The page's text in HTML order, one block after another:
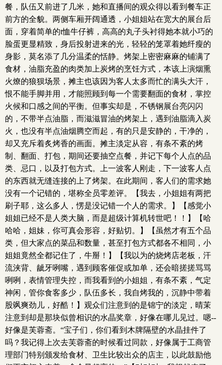
餐，队伍又前进了几米，她和直播间的观众得以看到餐车正
前方的全貌。两侧车厢开阔通透，小姐姐站在宽大的展台后
面，穿着简单的t恤牛仔裤，高高的丸子头衬得她本就小巧的
脸蛋更显精致，身后投射进来的光，轻轻的笼罩着她纤瘦的
身影，莫名添了几分温柔的恬静。烤架上密密麻麻的铺满了
食材，油脂充盈的肉类加上炭烤的烹饪方式，本该上演烟熏
火燎的狼狈场景，摊主也该因为客人太多而忙的满头大汗，
恨不能手脚并用，才能照顾到每一个需要翻面的食材，掌控
火候和口感之间的平衡。但事实却是，不锈钢展台亮闪闪
的，不带半点油脂，而滋滋冒油的烤架上，遇到油脂滴入炭
火，也没有半点油烟腾空而起，有的只是安静的，干净的，
却又充斥着炙烤香的画面。摊主淡定从容，有条不紊的烤
制、翻面、打包，期间还要抽空点餐，并记下每个人点的品
类、忌口，以及打包方式。上一波客人刚走，下一波客人点
的东西就无缝连接的上了烤架。在此期间，客人们的需求她
没有一个记错的，堪称全员零差评。【我去，小姐姐有两把
刷子耶，这么多人，愣是没记错一个人的需求。】【感觉小
姐姐已经不是人类大脑，而是超级计算机转世吧！！】【哈
哈哈，姐妹，你可真会形容，好贴切。】【虽然才有五个品
类，但大家点的菜品和数量，甚至打包方式都各不相同，小
姐姐竟然全都记住了，牛掰！】【我以为的烧烤店老板，汗
流浃背、龇牙咧嘴，遇到顾客催促或加单，还会暗搓搓骂骂
咧咧，表情管理失控，而我看到的小姐姐，有条不紊，气定
神闲，管你食客多少，队伍多长，我自烤我的，沉静中带着
股飒爽劲儿，好酷！】观众们注意到的是锦宁的淡定，晴茉
注意到却是那块似曾相识的水晶奖章，好像在哪儿见过。嗯--
好像是芙蓉斋。“宝子们，你们看到木牌隔壁的水晶挂件了
吗？我记得上次去芙蓉斋的时候看过同款，好像属于工商管
理部门特别颁发给食材、卫生比较出众的店主，以此鼓励他